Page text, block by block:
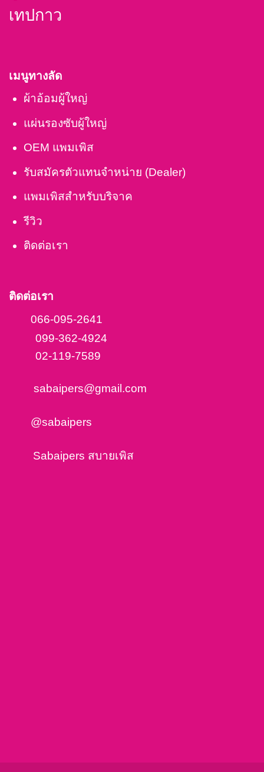
เทปกาว
เมนูทางลัด
ผ้าอ้อมผู้ใหญ่
แผ่นรองซับผู้ใหญ่
OEM แพมเพิส
รับสมัครตัวแทนจำหน่าย (Dealer)
แพมเพิสสำหรับบริจาค
รีวิว
ติดต่อเรา
ติดต่อเรา
066-095-2641
099-362-4924
02-119-7589
sabaipers@gmail.com
@sabaipers
Sabaipers สบายเพิส